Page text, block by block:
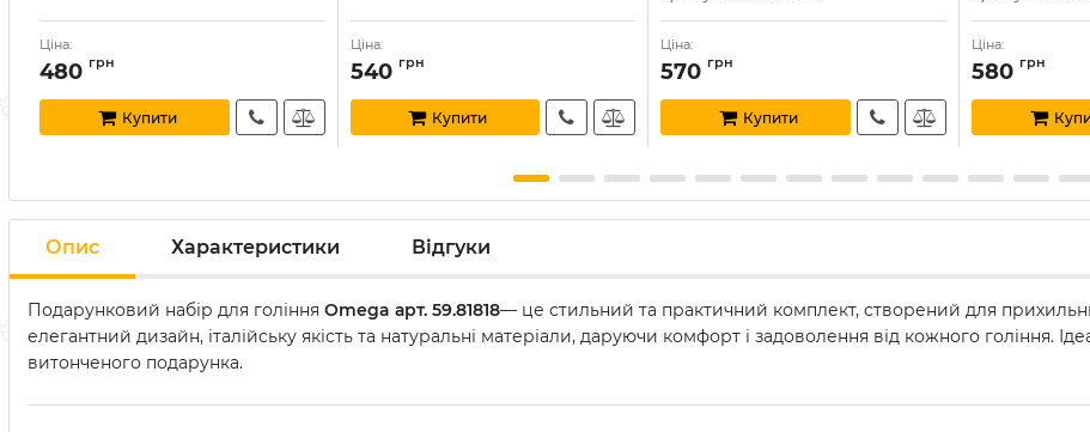
Ціна:
480 грн
Купити
Ціна:
540 грн
Купити
Ціна:
570 грн
Купити
Ціна:
580 грн
Опис Характеристики Відгуки
Подарунковий набір для гоління Omega арт. 59.81818— це стильний та практичний комплект, створений для
елегантний дизайн, італійську якість та натуральні матеріали, даруючи комфорт і задоволення від кожного гоління.
витонченого подарунка.